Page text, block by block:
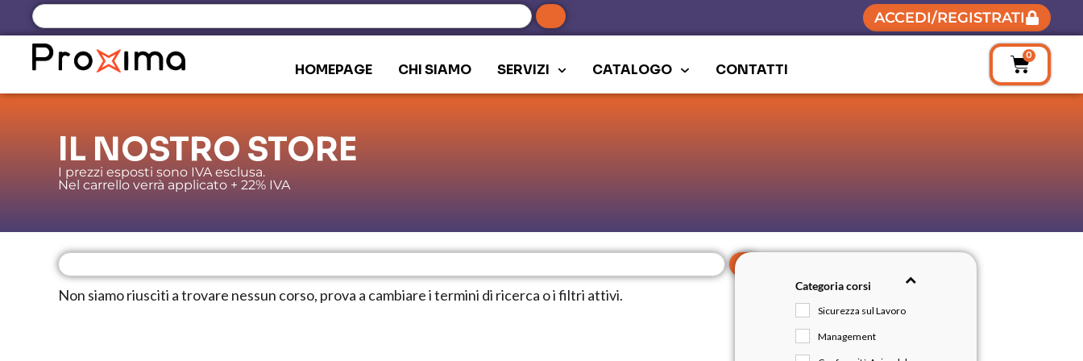
ACCEDI/REGISTRATI
HOMEPAGE CHI SIAMO SERVIZI CATALOGO CONTATTI
0
IL NOSTRO STORE
I prezzi esposti sono IVA esclusa.
Nel carrello verrà applicato + 22% IVA
Non siamo riusciti a trovare nessun corso, prova a cambiare i termini di ricerca o i filtri attivi.
Categoria corsi
Sicurezza sul Lavoro
Management